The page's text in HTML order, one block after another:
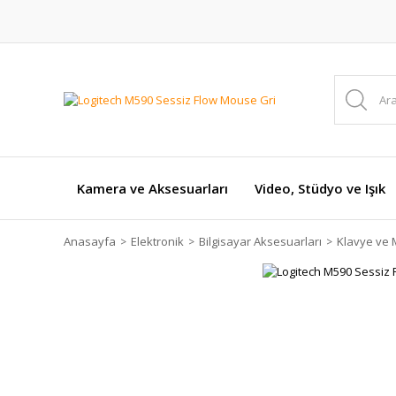
Kamera ve Aksesuarları Video, Stüdyo ve Işık
Anasayfa Elektronik Bilgisayar Aksesuarları Klavye ve